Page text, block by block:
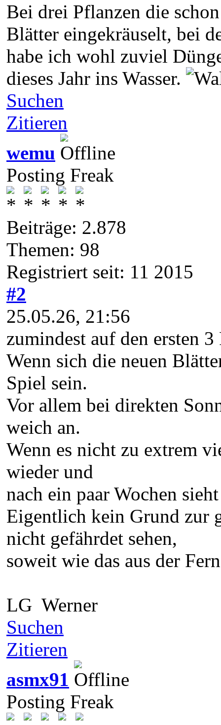
Bei drei Pflanzen die
Blätter eingekräuselt, bei
habe ich wohl zuviel
dieses Jahr ins Wasser.
Suchen
Zitieren
wemu
Posting Freak
Beiträge: 2.878
Themen: 98
Registriert seit: 11 2015
#2
25.05.26, 21:56
zumindest auf den ersten
Wenn sich die neuen
Spiel sein.
Vor allem bei direkten
weich an.
Wenn es nicht zu extrem
wieder und
nach ein paar Wochen
Eigentlich kein Grund zur
nicht gefährdet sehen,
soweit wie das aus der
LG Werner
Suchen
Zitieren
asmx91
Posting Freak